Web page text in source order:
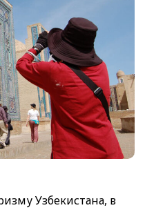
Узбекистана, в